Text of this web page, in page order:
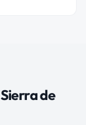
Sierra de